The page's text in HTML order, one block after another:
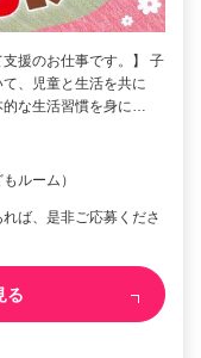
支援のお仕事です。】 子
、児童と生活を共に
的な生活習慣を身に…
ルーム）
ば、是非ご応募くださ
る